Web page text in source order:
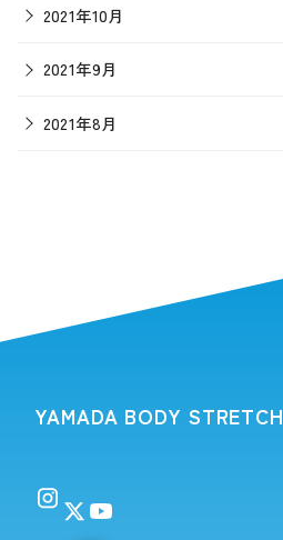
2021年10月
2021年9月
2021年8月
YAMADA BODY STRETCH